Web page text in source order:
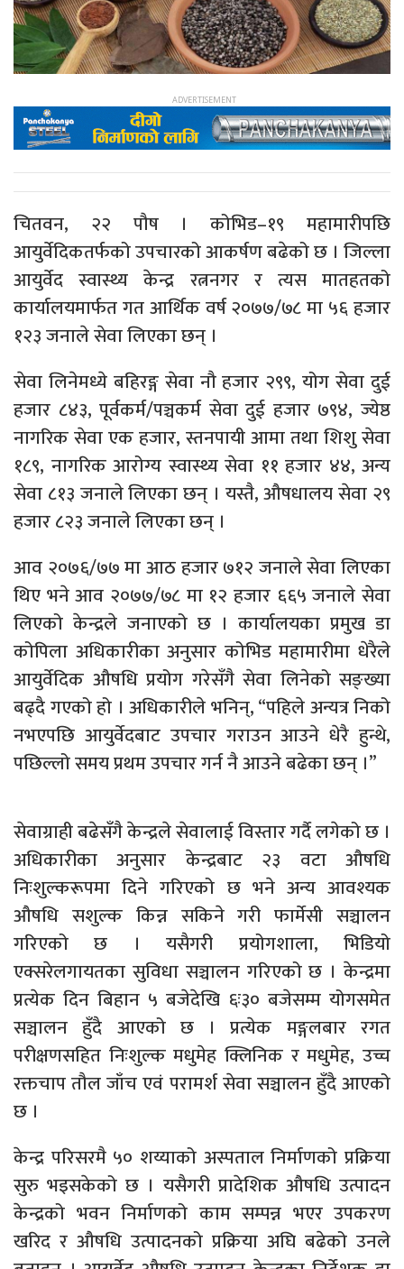
चितवन, २२ पौष । कोभिड–१९ महामारीपछि
आयुर्वेदिकतर्फको उपचारको आकर्षण बढेको छ । जिल्ला
आयुर्वेद स्वास्थ्य केन्द्र रत्ननगर र त्यस मातहतको
कार्यालयमार्फत गत आर्थिक वर्ष २०७७/७८ मा ५६ हजार
१२३ जनाले सेवा लिएका छन् ।
सेवा लिनेमध्ये बहिरङ्ग सेवा नौ हजार २९९, योग सेवा दुई
हजार ८४३, पूर्वकर्म/पञ्चकर्म सेवा दुई हजार ७९४, ज्येष्ठ
नागरिक सेवा एक हजार, स्तनपायी आमा तथा शिशु सेवा
१८९, नागरिक आरोग्य स्वास्थ्य सेवा ११ हजार ४४, अन्य
सेवा ८१३ जनाले लिएका छन् । यस्तै, औषधालय सेवा २९
हजार ८२३ जनाले लिएका छन् ।
आव २०७६/७७ मा आठ हजार ७१२ जनाले सेवा लिएका
थिए भने आव २०७७/७८ मा १२ हजार ६६५ जनाले सेवा
लिएको केन्द्रले जनाएको छ । कार्यालयका प्रमुख डा
कोपिला अधिकारीका अनुसार कोभिड महामारीमा धेरैले
आयुर्वेदिक औषधि प्रयोग गरेसँगै सेवा लिनेको सङ्ख्या
बढ्दै गएको हो । अधिकारीले भनिन्, “पहिले अन्यत्र निको
नभएपछि आयुर्वेदबाट उपचार गराउन आउने धेरै हुन्थे,
पछिल्लो समय प्रथम उपचार गर्न नै आउने बढेका छन् ।”
सेवाग्राही बढेसँगै केन्द्रले सेवालाई विस्तार गर्दै लगेको छ ।
अधिकारीका अनुसार केन्द्रबाट २३ वटा औषधि
निःशुल्करूपमा दिने गरिएको छ भने अन्य आवश्यक
औषधि सशुल्क किन्न सकिने गरी फार्मेसी सञ्चालन
गरिएको छ । यसैगरी प्रयोगशाला, भिडियो
एक्सरेलगायतका सुविधा सञ्चालन गरिएको छ । केन्द्रमा
प्रत्येक दिन बिहान ५ बजेदेखि ६ः३० बजेसम्म योगसमेत
सञ्चालन हुँदै आएको छ । प्रत्येक मङ्गलबार रगत
परीक्षणसहित निःशुल्क मधुमेह क्लिनिक र मधुमेह, उच्च
रक्तचाप तौल जाँच एवं परामर्श सेवा सञ्चालन हुँदै आएको
छ ।
केन्द्र परिसरमै ५० शय्याको अस्पताल निर्माणको प्रक्रिया
सुरु भइसकेको छ । यसैगरी प्रादेशिक औषधि उत्पादन
केन्द्रको भवन निर्माणको काम सम्पन्न भएर उपकरण
खरिद र औषधि उत्पादनको प्रक्रिया अघि बढेको उनले